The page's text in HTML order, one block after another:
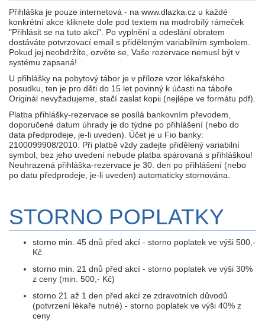
Přihláška je pouze internetová - na www.dlazka.cz u každé
konkrétní akce kliknete dole pod textem na modrobílý rámeček
"Přihlásit se na tuto akci". Po vyplnění a odeslání obratem
dostáváte potvrzovací email s přiděleným variabilním symbolem.
Pokud jej neobdržíte, ozvěte se, Vaše rezervace nemusí být v
systému zapsaná!
U přihlášky na pobytový tábor je v příloze vzor lékařského
posudku, ten je pro děti do 15 let povinný k účasti na táboře.
Originál nevyžadujeme, stačí zaslat kopii (nejlépe ve formátu pdf).
Platba přihlášky-rezervace se posílá bankovním převodem,
doporučené datum úhrady je do týdne po přihlášení (nebo do
data předprodeje, je-li uveden). Účet je u Fio banky:
2100099908/2010. Při platbě vždy zadejte přidělený variabilní
symbol, bez jeho uvedení nebude platba spárovaná s přihláškou!
Neuhrazená přihláška-rezervace je 30. den po přihlášení (nebo
po datu předprodeje, je-li uveden) automaticky stornována.
STORNO POPLATKY
storno min. 45 dnů před akcí - storno poplatek ve výši 500,-
Kč
storno min. 21 dnů před akcí - storno poplatek ve výši 30%
z ceny (min. 500,- Kč)
storno 21 až 1 den před akcí ze zdravotních důvodů
(potvrzení lékaře nutné) - storno poplatek ve výši 40% z
ceny